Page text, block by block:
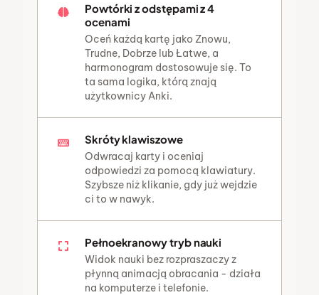
Powtórki z odstępami z 4
ocenami
Oceń każdą kartę jako Znowu,
Trudne, Dobrze lub Łatwe, a
harmonogram dostosowuje się. To
ta sama logika, którą znają
użytkownicy Anki.
Skróty klawiszowe
Odwracaj karty i oceniaj
odpowiedzi za pomocą klawiatury.
Szybsze niż klikanie, gdy już wejdzie
ci to w nawyk.
Pełnoekranowy tryb nauki
Widok nauki bez rozpraszaczy z
płynną animacją obracania - działa
na komputerze i telefonie.